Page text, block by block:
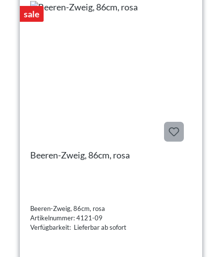
sale
Beeren-Zweig, 86cm, rosa
Beeren-Zweig, 86cm, rosa
Artikelnummer: 4121-09
Verfügbarkeit: Lieferbar ab sofort